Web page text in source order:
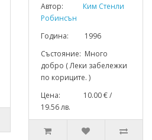
Автор:
Ким Стенли
Робинсън
Година: 1996
Състояние: Много
добро ( Леки забележки
по кориците. )
Цена: 10.00 € /
19.56 лв.